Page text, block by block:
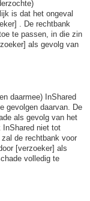
is dat het ongeval
. De rechtbank
te passen, in die zin
als gevolg van
daarmee) InShared
gevolgen daarvan. De
als gevolg van het
InShared niet tot
de rechtbank voor
[verzoeker] als
volledig te